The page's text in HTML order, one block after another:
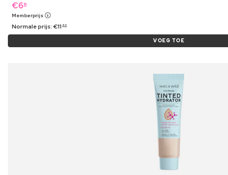
€619
Memberprijs
Normale prijs:€11 49
VOEG TOE